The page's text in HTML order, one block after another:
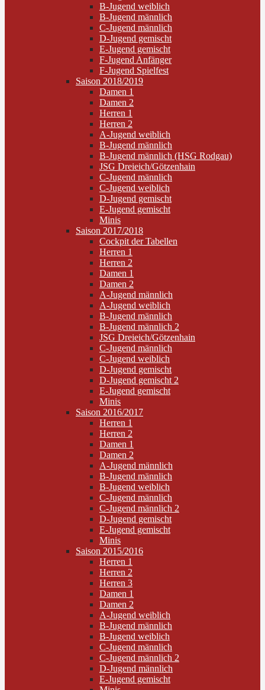
B-Jugend weiblich
B-Jugend männlich
C-Jugend männlich
D-Jugend gemischt
E-Jugend gemischt
F-Jugend Anfänger
F-Jugend Spielfest
Saison 2018/2019
Damen 1
Damen 2
Herren 1
Herren 2
A-Jugend weiblich
B-Jugend männlich
B-Jugend männlich (HSG Rodgau)
JSG Dreieich/Götzenhain
C-Jugend männlich
C-Jugend weiblich
D-Jugend gemischt
E-Jugend gemischt
Minis
Saison 2017/2018
Cockpit der Tabellen
Herren 1
Herren 2
Damen 1
Damen 2
A-Jugend männlich
A-Jugend weiblich
B-Jugend männlich
B-Jugend männlich 2
JSG Dreieich/Götzenhain
C-Jugend männlich
C-Jugend weiblich
D-Jugend gemischt
D-Jugend gemischt 2
E-Jugend gemischt
Minis
Saison 2016/2017
Herren 1
Herren 2
Damen 1
Damen 2
A-Jugend männlich
B-Jugend männlich
B-Jugend weiblich
C-Jugend männlich
C-Jugend männlich 2
D-Jugend gemischt
E-Jugend gemischt
Minis
Saison 2015/2016
Herren 1
Herren 2
Herren 3
Damen 1
Damen 2
A-Jugend weiblich
B-Jugend männlich
B-Jugend weiblich
C-Jugend männlich
C-Jugend männlich 2
D-Jugend männlich
E-Jugend gemischt